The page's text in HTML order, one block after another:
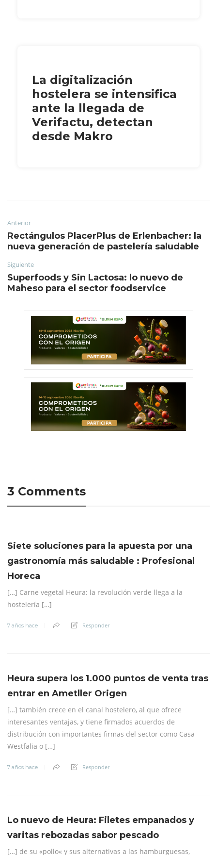
La digitalización
hostelera se intensifica
ante la llegada de
Verifactu, detectan
desde Makro
Anterior
Rectángulos PlacerPlus de Erlenbacher: la
nueva generación de pastelería saludable
Siguiente
Superfoods y Sin Lactosa: lo nuevo de
Maheso para el sector foodservice
3 Comments
Siete soluciones para la apuesta por una
gastronomía más saludable : Profesional
Horeca
[…] Carne vegetal Heura: la revolución verde llega a la
hostelería […]
7 años hace Responder
Heura supera los 1.000 puntos de venta tras
entrar en Ametller Origen
[…] también crece en el canal hostelero, al que ofrece
interesantes ventajas, y tiene firmados acuerdos de
distribución con importantes firmas del sector como Casa
Westfalia o […]
7 años hace Responder
Lo nuevo de Heura: Filetes empanados y
varitas rebozadas sabor pescado
[…] de su «pollo« y sus alternativas a las hamburguesas,